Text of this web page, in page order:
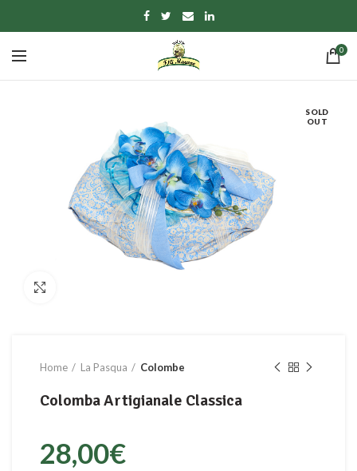
0
SOLD
OUT
Home La Pasqua Colombe
Colomba Artigianale Classica
28,00€